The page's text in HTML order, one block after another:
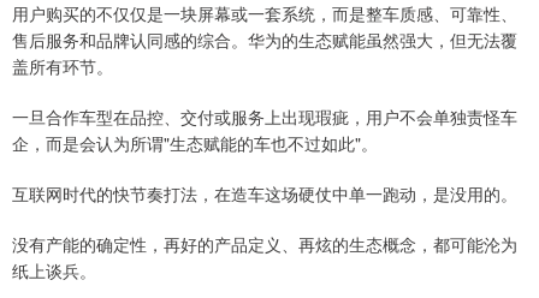
用户购买的不仅仅是一块屏幕或一套系统，而是整车质感、可靠性、
售后服务和品牌认同感的综合。华为的生态赋能虽然强大，但无法覆
盖所有环节。
一旦合作车型在品控、交付或服务上出现瑕疵，用户不会单独责怪车
企，而是会认为所谓"生态赋能的车也不过如此"。
互联网时代的快节奏打法，在造车这场硬仗中单一跑动，是没用的。
没有产能的确定性，再好的产品定义、再炫的生态概念，都可能沦为
纸上谈兵。